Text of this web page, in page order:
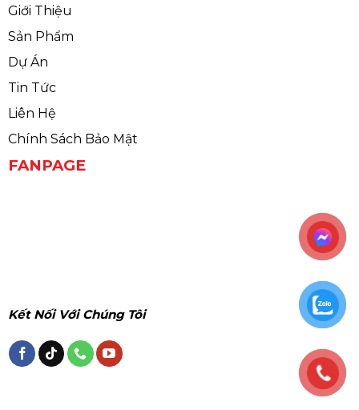
Giới Thiệu
Sản Phẩm
Dự Án
Tin Tức
Liên Hệ
Chính Sách Bảo Mật
FANPAGE
Kết Nối Với Chúng Tôi